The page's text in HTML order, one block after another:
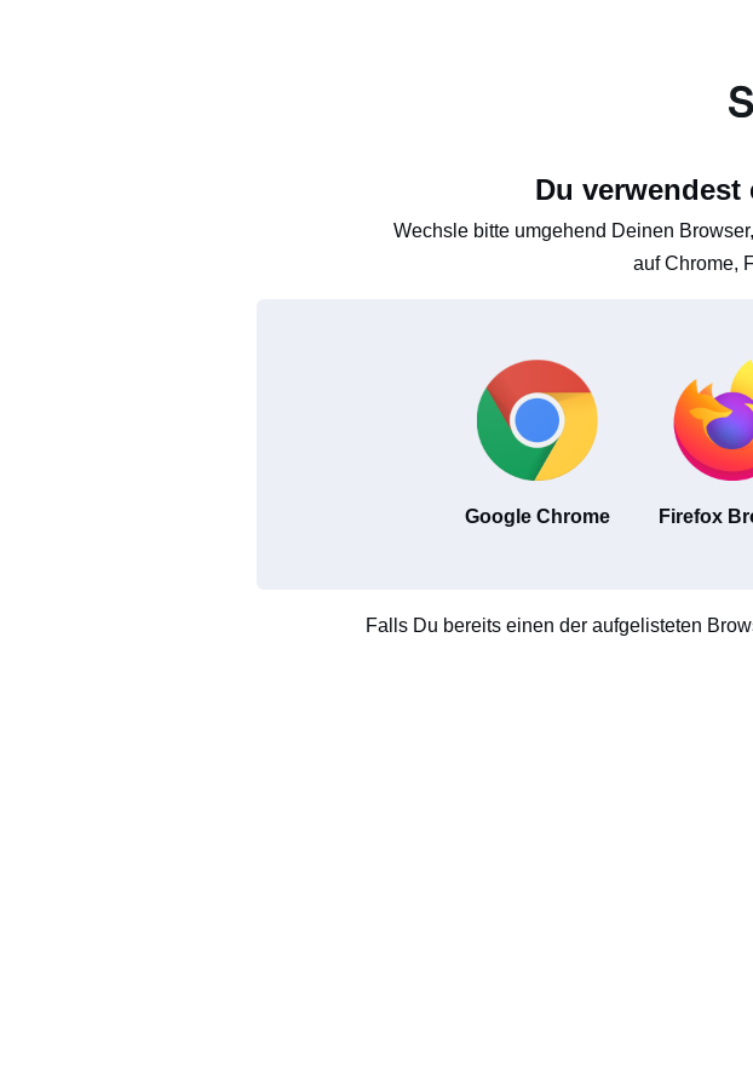
Du verwendest
Wechsle bitte umgehend Deinen
auf Chrome,
Google Chrome Firefox
Falls Du bereits einen der aufgelisteten